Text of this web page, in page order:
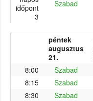
időpont
3
Szabad
péntek
augusztus
21.
8:00
Szabad
8:15
Szabad
8:30
Szabad